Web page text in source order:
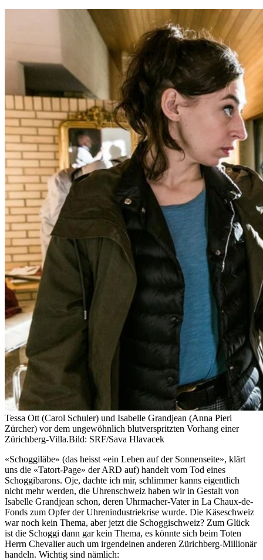
Tessa Ott (Carol Schuler) und Isabelle Grandjean (Anna Pieri
Zürcher) vor dem ungewöhnlich blutverspritzten Vorhang einer
Zürichberg-Villa.Bild: SRF/Sava Hlavacek
«Schoggiläbe» (das heisst «ein Leben auf der Sonnenseite», klärt
uns die «Tatort-Page» der ARD auf) handelt vom Tod eines
Schoggibarons. Oje, dachte ich mir, schlimmer kanns eigentlich
nicht mehr werden, die Uhrenschweiz haben wir in Gestalt von
Isabelle Grandjean schon, deren Uhrmacher-Vater in La Chaux-de-
Fonds zum Opfer der Uhrenindustriekrise wurde. Die Käseschweiz
war noch kein Thema, aber jetzt die Schoggischweiz? Zum Glück
ist die Schoggi dann gar kein Thema, es könnte sich beim Toten
Herrn Chevalier auch um irgendeinen anderen Zürichberg-Millionär
handeln. Wichtig sind nämlich: